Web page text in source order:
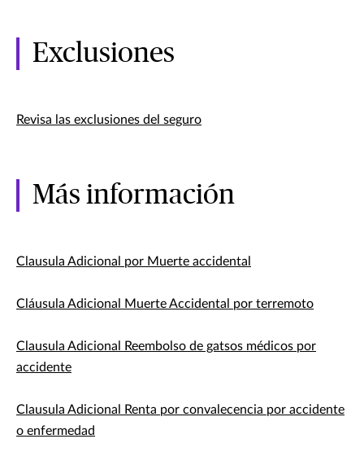
Exclusiones
Revisa las exclusiones del seguro
Más información
Clausula Adicional por Muerte accidental
Cláusula Adicional Muerte Accidental por terremoto
Clausula Adicional Reembolso de gatsos médicos por
accidente
Clausula Adicional Renta por convalecencia por accidente
o enfermedad